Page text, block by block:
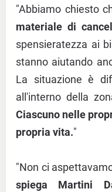
"Abbiamo chiesto
materiale di
spensieratezza ai
stanno aiutando
La situazione è
all'interno della
Ciascuno nelle
propria vita."
"Non ci
spiega Martini